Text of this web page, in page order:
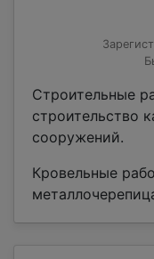
Строительные
строительство
сооружений.
Кровельные